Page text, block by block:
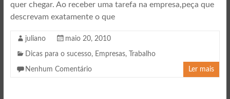
quer chegar. Ao receber uma tarefa na empresa,peça que
descrevam exatamente o que
juliano maio 20, 2010
Dicas para o sucesso, Empresas, Trabalho
Nenhum Comentário Ler mais